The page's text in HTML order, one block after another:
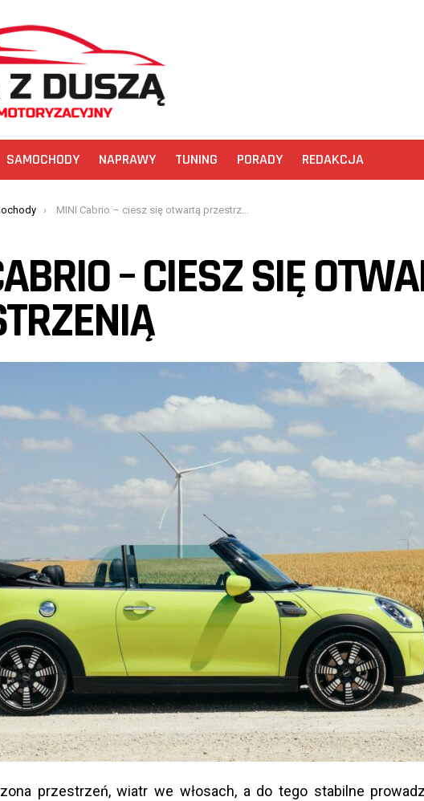
SAMOCHODY NAPRAWY TUNING PORADY REDAKCJA
MINI Cabrio – ciesz się otwartą przestrzenią
– CIESZ SIĘ
przestrzeń, wiatr we włosach, a do tego stabilne